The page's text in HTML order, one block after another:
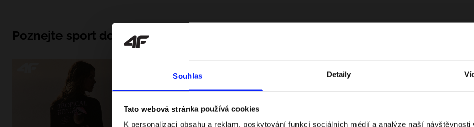
Souhlas Detaily
Tato webová stránka používá cookies
K personalizaci obsahu a reklam, poskytování funkcí sociálních médií a analýze naší
Poznejte sport do hloubky